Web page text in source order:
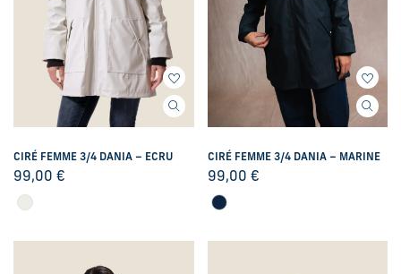
CIRÉ FEMME 3/4 DANIA – ECRU
99,00 €
CIRÉ FEMME 3/4 DANIA – MARINE
99,00 €